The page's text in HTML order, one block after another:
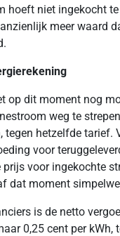
hoeft niet ingekocht
meer waard
op dit moment nog
weg te
tegen hetzelfde tarief.
voor
voor ingekochte
dat moment
is de netto
0,25 cent per kWh,